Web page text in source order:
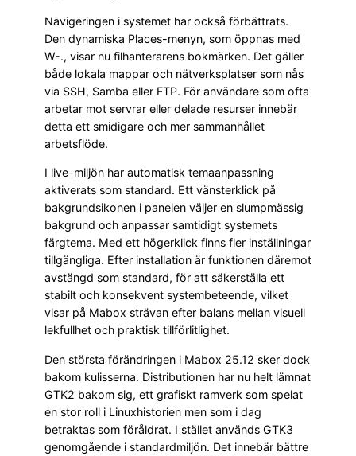
Navigeringen i systemet har också förbättrats.
Den dynamiska Places-menyn, som öppnas med
W-., visar nu filhanterarens bokmärken. Det gäller
både lokala mappar och nätverksplatser som nås
via SSH, Samba eller FTP. För användare som ofta
arbetar mot servrar eller delade resurser innebär
detta ett smidigare och mer sammanhållet
arbetsflöde.
I live-miljön har automatisk temaanpassning
aktiverats som standard. Ett vänsterklick på
bakgrundsikonen i panelen väljer en slumpmässig
bakgrund och anpassar samtidigt systemets
färgtema. Med ett högerklick finns fler inställningar
tillgängliga. Efter installation är funktionen däremot
avstängd som standard, för att säkerställa ett
stabilt och konsekvent systembeteende, vilket
visar på Mabox strävan efter balans mellan visuell
lekfullhet och praktisk tillförlitlighet.
Den största förändringen i Mabox 25.12 sker dock
bakom kulisserna. Distributionen har nu helt lämnat
GTK2 bakom sig, ett grafiskt ramverk som spelat
en stor roll i Linuxhistorien men som i dag
betraktas som föråldrat. I stället används GTK3
genomgående i standardmiljön. Det innebär bättre